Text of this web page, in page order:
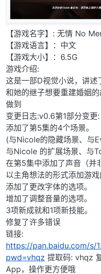
【游戏名字】: 无情 No
【游戏语言】：中文
【游戏大小】：6.5G
游戏介绍:
这是一部D视觉小说，讲述
和她的继子想要重建婚姻
做到
变更日志:v0.6第1部分变更:
添加了第5集的4个场景。
(与Nicole的隐藏场景、与
与Nicole 的扩展场景、与
在第5集中添加了声音（并
以主角想法的形式添加游
添加了更改字体的选项。
增加了调整音量的选项。
3项新成就和1项新技能。
修复了许多错误
链接:
https://pan.baidu.com/s/
pwd=vhqz 提取码: vhqz
App，操作更方便哦